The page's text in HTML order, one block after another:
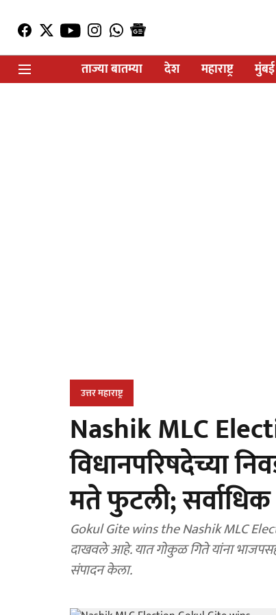
ताज्या बातम्या
देश महाराष्ट्र मुंबई
उत्तर महाराष्ट्र
Nashik MLC
विधानपरिषदेच्या
मते फुटली;
Gokul Gite wins the Nashik MLC
दाखवले आहे. यात गोकुळ गिते यांना भाजपसह
संपादन केला.